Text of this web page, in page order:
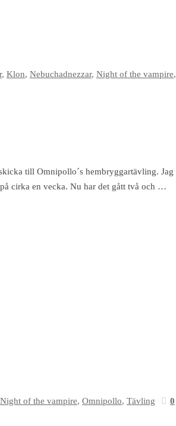
, Klon, Nebuchadnezzar, Night of the vampire,
till Omnipollo´s hembryggartävling. Jag
cirka en vecka. Nu har det gått två och …
Night of the vampire, Omnipollo, Tävling 0